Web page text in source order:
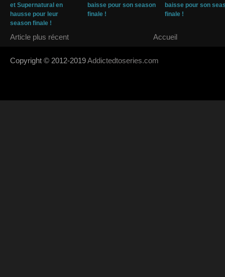
et Supernatural en
hausse pour leur
season finale !
baisse pour son season
finale !
baisse pour son
finale !
Article plus récent Accueil
Copyright © 2012-2019Addictedtoseries.com